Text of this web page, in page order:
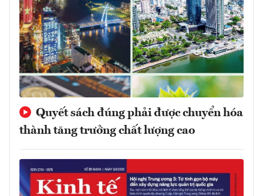
Quyết sách đúng phải được chuyển hóa
thành tăng trưởng chất lượng cao